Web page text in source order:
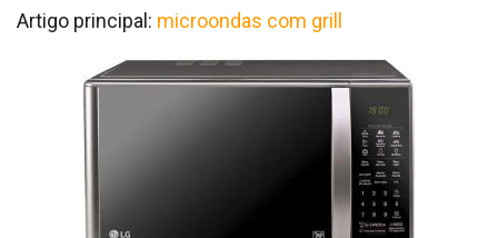
Artigo principal: microondas com grill